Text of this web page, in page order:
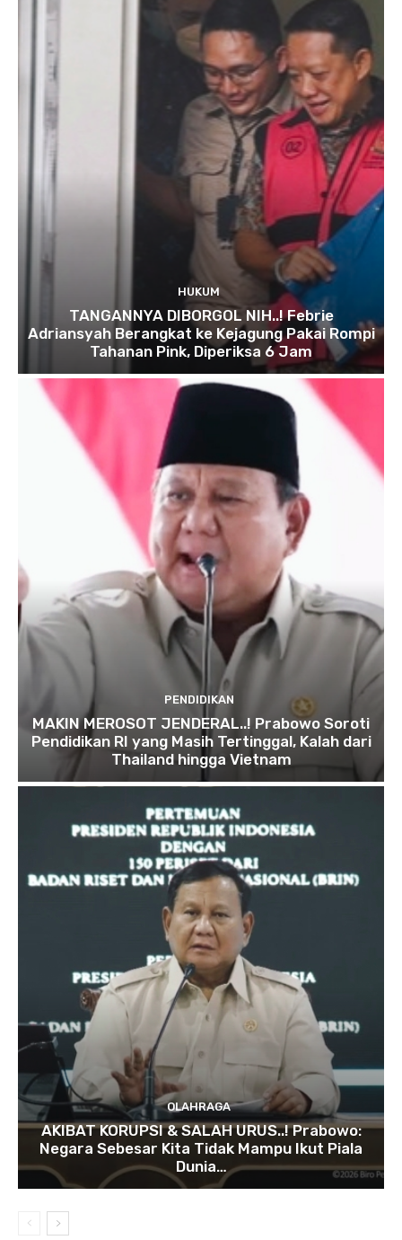
HUKUM
TANGANNYA DIBORGOL NIH..! Febrie
Adriansyah Berangkat ke Kejagung Pakai Rompi
Tahanan Pink, Diperiksa 6 Jam
PENDIDIKAN
MAKIN MEROSOT JENDERAL..! Prabowo Soroti
Pendidikan RI yang Masih Tertinggal, Kalah dari
Thailand hingga Vietnam
OLAHRAGA
AKIBAT KORUPSI & SALAH URUS..! Prabowo:
Negara Sebesar Kita Tidak Mampu Ikut Piala
Dunia…